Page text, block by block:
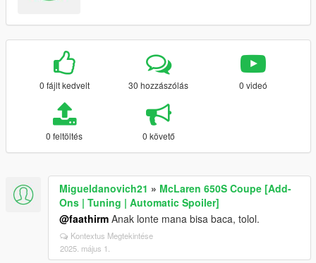
0 fájlt kedvelt 30 hozzászólás 0 videó
0 feltöltés 0 követő
Migueldanovich21 » McLaren 650S Coupe [Add-
Ons | Tuning | Automatic Spoiler]
@faathirm Anak lonte mana bisa baca, tolol.
Kontextus Megtekintése
2025. május 1.